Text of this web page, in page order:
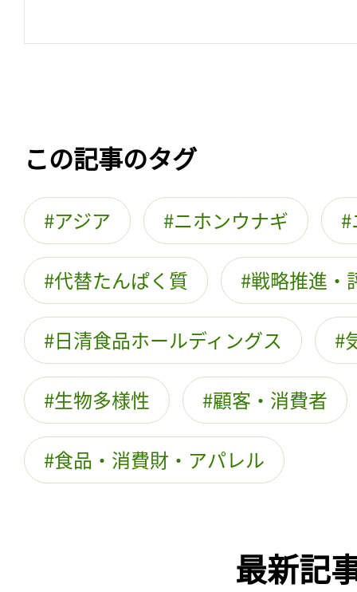
この記事のタグ
アジア ニホンウナギ
代替たんぱく質 戦略推進・
日清食品ホールディングス
生物多様性 顧客・消費者
食品・消費財・アパレル
最新記